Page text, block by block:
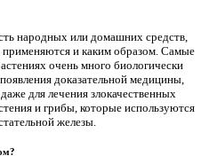
народных или домашних средств,
и каким образом. Самые
очень много биологически
доказательной медицины,
для лечения злокачественных
и грибы, которые используются
железы.